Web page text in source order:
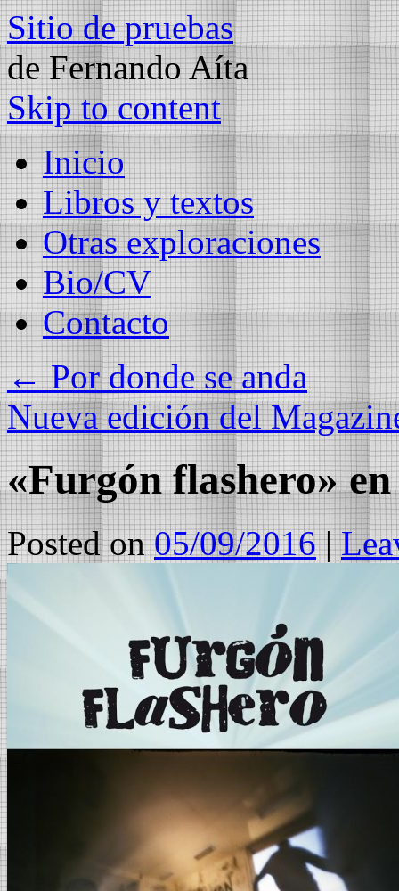
Sitio de pruebas
de Fernando Aíta
Skip to content
Inicio
Libros y textos
Otras exploraciones
Bio/CV
Contacto
←Por donde se anda
Nueva edición del
«Furgón flashero»
Posted on 05/09/2016 |